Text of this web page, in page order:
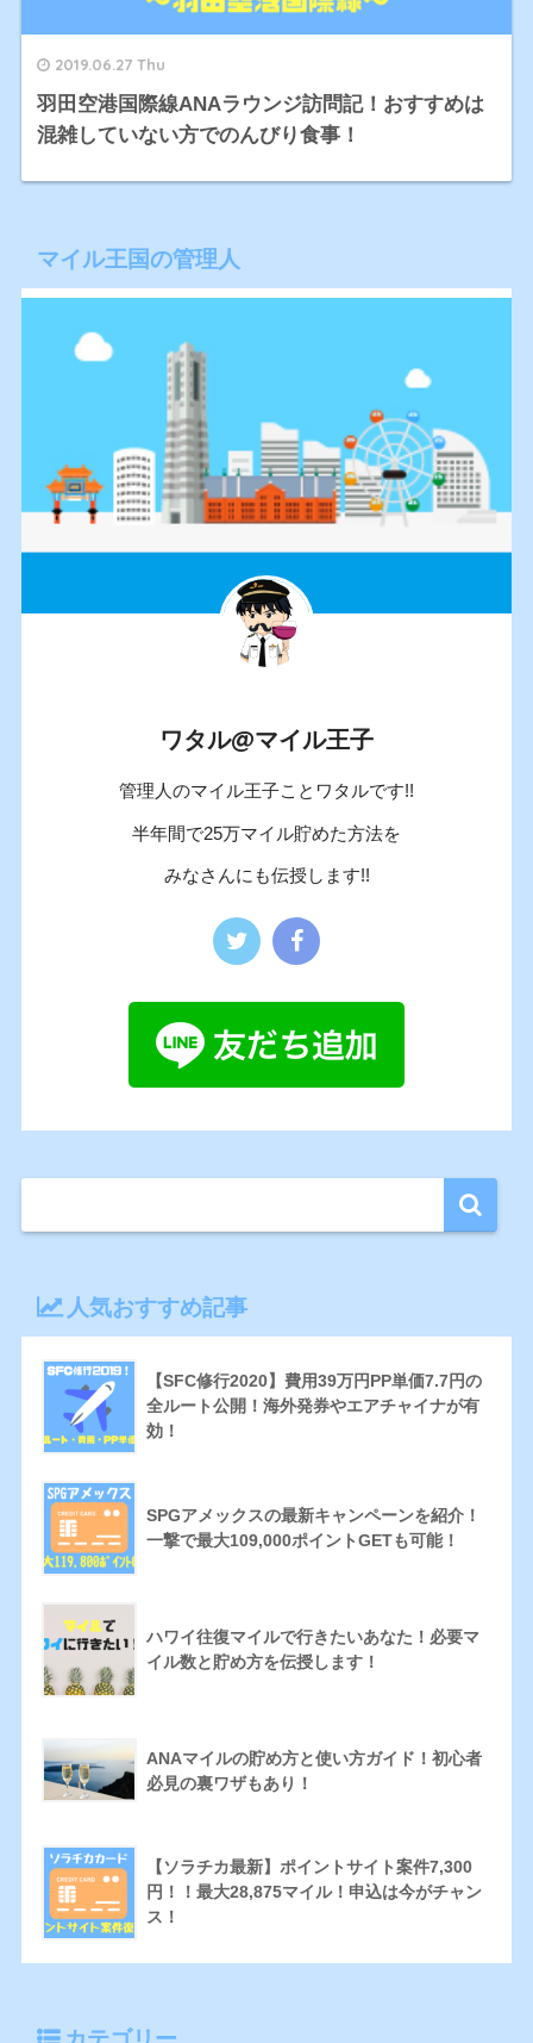
2019.06.27 Thu
羽田空港国際線ANAラウンジ訪問記！おすすめは
混雑していない方でのんびり食事！
マイル王国の管理人
ワタル@マイル王子
管理人のマイル王子ことワタルです!!
半年間で25万マイル貯めた方法を
みなさんにも伝授します!!
人気おすすめ記事
【SFC修行2020】費用39万円PP単価7.7円の
全ルート公開！海外発券やエアチャイナが有
効！
SPGアメックスの最新キャンペーンを紹介！
一撃で最大109,000ポイントGETも可能！
ハワイ往復マイルで行きたいあなた！必要マ
イル数と貯め方を伝授します！
ANAマイルの貯め方と使い方ガイド！初心者
必見の裏ワザもあり！
【ソラチカ最新】ポイントサイト案件7,300
円！！最大28,875マイル！申込は今がチャン
ス！